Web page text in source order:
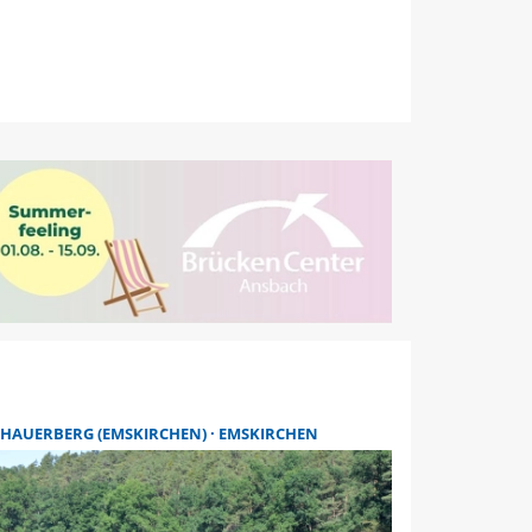
(EMSKIRCHEN) EMSKIRCHEN